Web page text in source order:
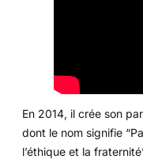
En 2014, il crée son
dont le nom signifie
l’éthique et la